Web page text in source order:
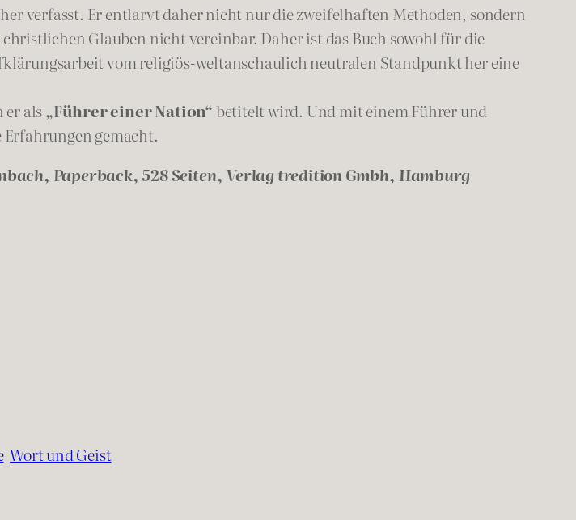
verfasst. Er entlarvt daher nicht nur die zweifelhaften Methoden, sondern
Glauben nicht vereinbar. Daher ist das Buch sowohl für die
vom religiös-weltanschaulich neutralen Standpunkt her eine
er als„Führer einer Nation“betitelt wird. Und mit einem Führer und
gemacht.
Paperback, 528 Seiten, Verlag tredition Gmbh, Hamburg
Wort und Geist